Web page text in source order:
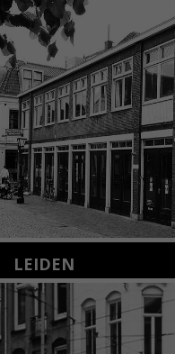
LEIDEN
Nieuwstraat 35
2312 KA Leiden
+31(0)71 – 52 84 480
info@kunsthuisleiden.nl